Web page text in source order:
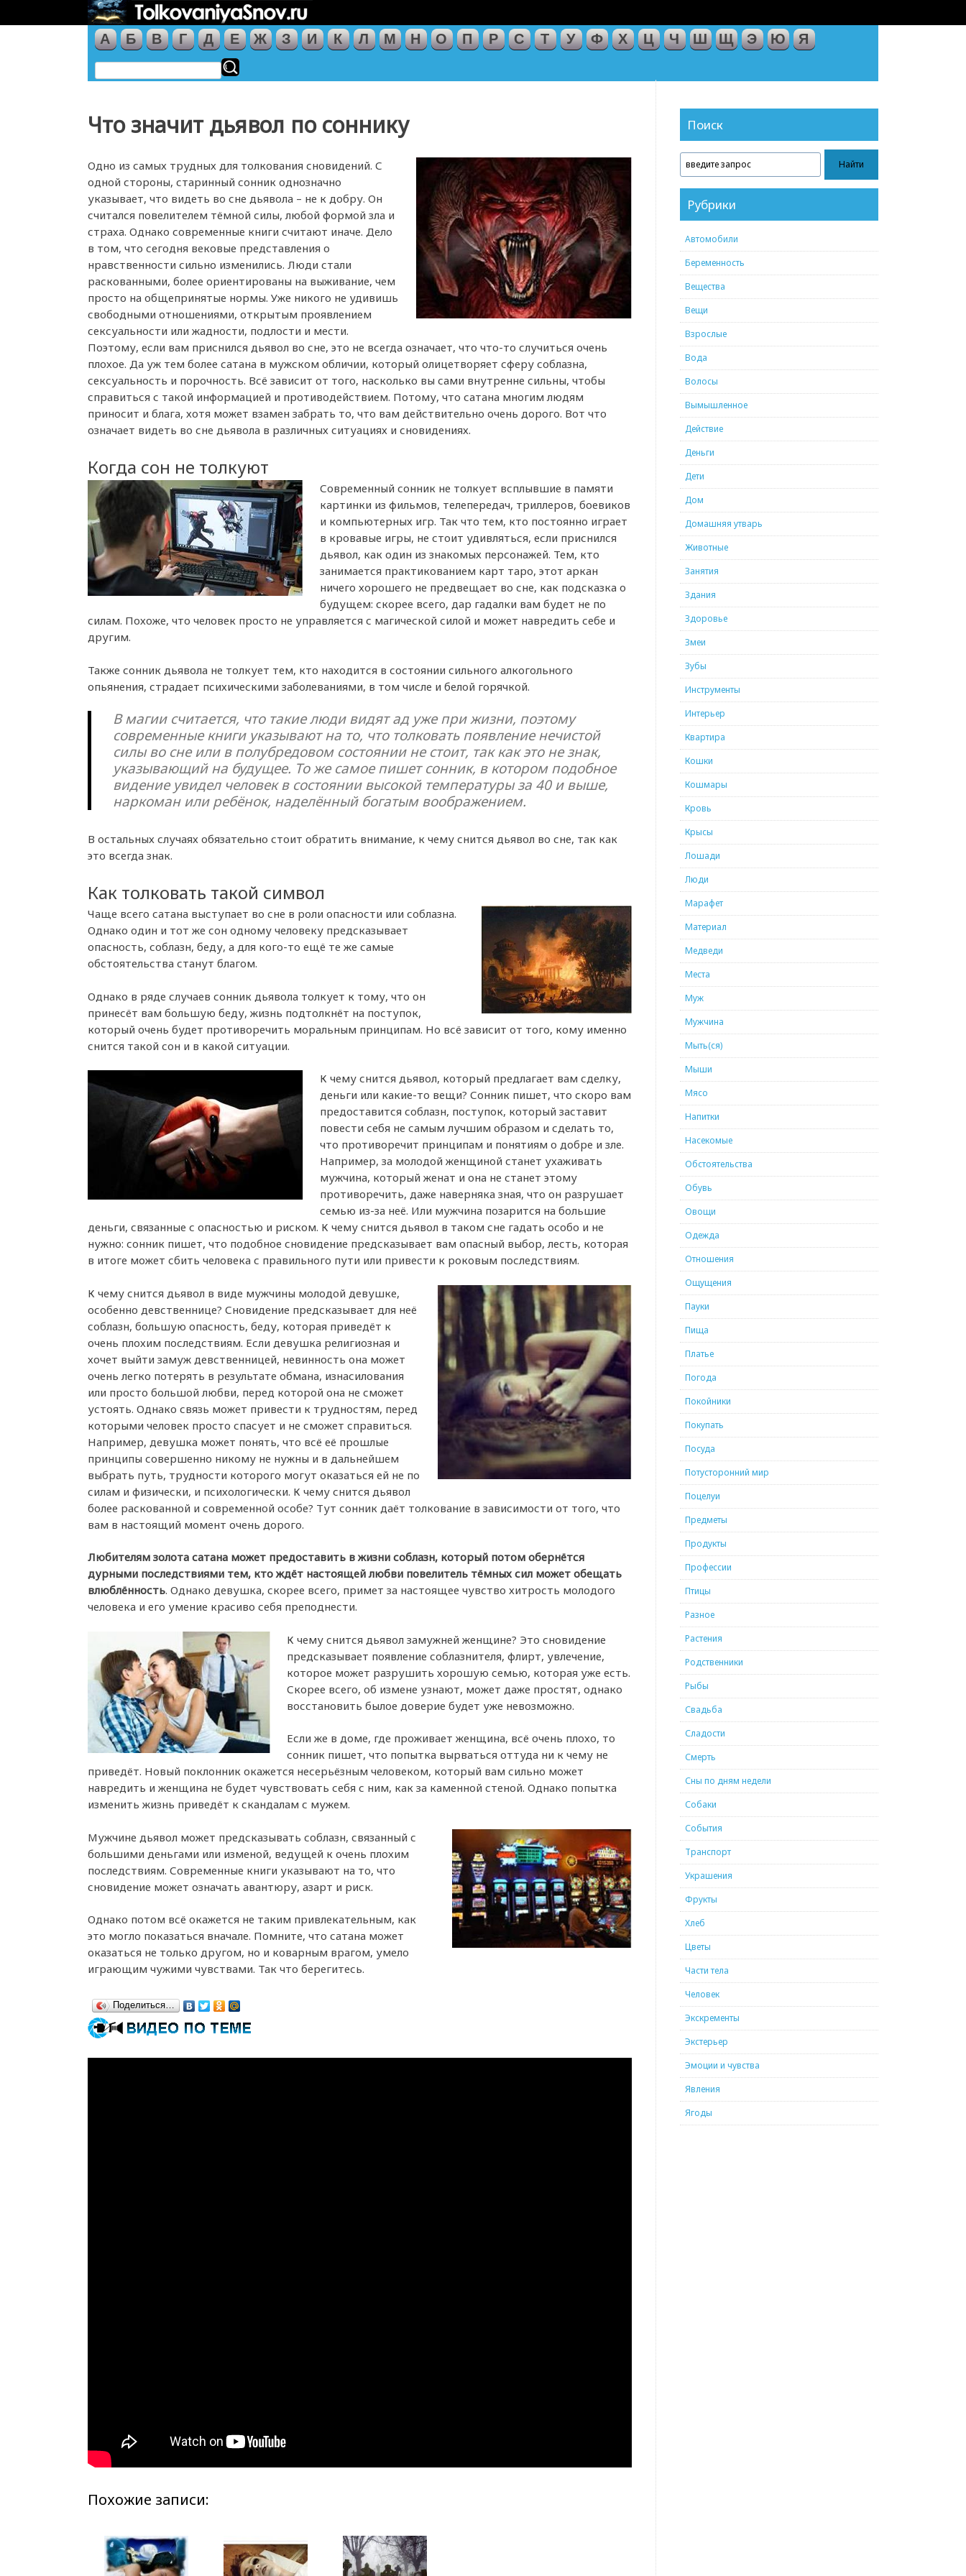
А Б В Г Д Е Ж З И К Л М Н О П Р С Т У Ф Х Ц Ч Ш Щ Э Ю Я
Что значит дьявол по соннику
Одно из самых трудных для толкования сновидений. С
одной стороны, старинный сонник однозначно
указывает, что видеть во сне дьявола – не к добру. Он
считался повелителем тёмной силы, любой формой зла и
страха. Однако современные книги считают иначе. Дело
в том, что сегодня вековые представления о
нравственности сильно изменились. Люди стали
раскованными, более ориентированы на выживание, чем
просто на общепринятые нормы. Уже никого не удивишь
свободными отношениями, открытым проявлением
сексуальности или жадности, подлости и мести.
Поэтому, если вам приснился дьявол во сне, это не всегда означает, что что-то случиться очень
плохое. Да уж тем более сатана в мужском обличии, который олицетворяет сферу соблазна,
сексуальность и порочность. Всё зависит от того, насколько вы сами внутренне сильны, чтобы
справиться с такой информацией и противодействием. Потому, что сатана многим людям
приносит и блага, хотя может взамен забрать то, что вам действительно очень дорого. Вот что
означает видеть во сне дьявола в различных ситуациях и сновидениях.
Когда сон не толкуют
Современный сонник не толкует всплывшие в памяти
картинки из фильмов, телепередач, триллеров, боевиков
и компьютерных игр. Так что тем, кто постоянно играет
в кровавые игры, не стоит удивляться, если приснился
дьявол, как один из знакомых персонажей. Тем, кто
занимается практикованием карт таро, этот аркан
ничего хорошего не предвещает во сне, как подсказка о
будущем: скорее всего, дар гадалки вам будет не по
силам. Похоже, что человек просто не управляется с магической силой и может навредить себе и
другим.
Также сонник дьявола не толкует тем, кто находится в состоянии сильного алкогольного
опьянения, страдает психическими заболеваниями, в том числе и белой горячкой.
В магии считается, что такие люди видят ад уже при жизни, поэтому
современные книги указывают на то, что толковать появление нечистой
силы во сне или в полубредовом состоянии не стоит, так как это не знак,
указывающий на будущее. То же самое пишет сонник, в котором подобное
видение увидел человек в состоянии высокой температуры за 40 и выше,
наркоман или ребёнок, наделённый богатым воображением.
В остальных случаях обязательно стоит обратить внимание, к чему снится дьявол во сне, так как
это всегда знак.
Как толковать такой символ
Чаще всего сатана выступает во сне в роли опасности или соблазна.
Однако один и тот же сон одному человеку предсказывает
опасность, соблазн, беду, а для кого-то ещё те же самые
обстоятельства станут благом.
Однако в ряде случаев сонник дьявола толкует к тому, что он
принесёт вам большую беду, жизнь подтолкнёт на поступок,
который очень будет противоречить моральным принципам. Но всё зависит от того, кому именно
снится такой сон и в какой ситуации.
К чему снится дьявол, который предлагает вам сделку,
деньги или какие-то вещи? Сонник пишет, что скоро вам
предоставится соблазн, поступок, который заставит
повести себя не самым лучшим образом и сделать то,
что противоречит принципам и понятиям о добре и зле.
Например, за молодой женщиной станет ухаживать
мужчина, который женат и она не станет этому
противоречить, даже наверняка зная, что он разрушает
семью из-за неё. Или мужчина позарится на большие
деньги, связанные с опасностью и риском. К чему снится дьявол в таком сне гадать особо и не
нужно: сонник пишет, что подобное сновидение предсказывает вам опасный выбор, лесть, которая
в итоге может сбить человека с правильного пути или привести к роковым последствиям.
К чему снится дьявол в виде мужчины молодой девушке,
особенно девственнице? Сновидение предсказывает для неё
соблазн, большую опасность, беду, которая приведёт к
очень плохим последствиям. Если девушка религиозная и
хочет выйти замуж девственницей, невинность она может
очень легко потерять в результате обмана, изнасилования
или просто большой любви, перед которой она не сможет
устоять. Однако связь может привести к трудностям, перед
которыми человек просто спасует и не сможет справиться.
Например, девушка может понять, что всё её прошлые
принципы совершенно никому не нужны и в дальнейшем
выбрать путь, трудности которого могут оказаться ей не по
силам и физически, и психологически. К чему снится дьявол
более раскованной и современной особе? Тут сонник даёт толкование в зависимости от того, что
вам в настоящий момент очень дорого.
Любителям золота сатана может предоставить в жизни соблазн, который потом обернётся
дурными последствиями тем, кто ждёт настоящей любви повелитель тёмных сил может обещать
влюблённость. Однако девушка, скорее всего, примет за настоящее чувство хитрость молодого
человека и его умение красиво себя преподнести.
К чему снится дьявол замужней женщине? Это сновидение
предсказывает появление соблазнителя, флирт, увлечение,
которое может разрушить хорошую семью, которая уже есть.
Скорее всего, об измене узнают, может даже простят, однако
восстановить былое доверие будет уже невозможно.
Если же в доме, где проживает женщина, всё очень плохо, то
сонник пишет, что попытка вырваться оттуда ни к чему не
приведёт. Новый поклонник окажется несерьёзным человеком, который вам сильно может
навредить и женщина не будет чувствовать себя с ним, как за каменной стеной. Однако попытка
изменить жизнь приведёт к скандалам с мужем.
Мужчине дьявол может предсказывать соблазн, связанный с
большими деньгами или изменой, ведущей к очень плохим
последствиям. Современные книги указывают на то, что
сновидение может означать авантюру, азарт и риск.
Однако потом всё окажется не таким привлекательным, как
это могло показаться вначале. Помните, что сатана может
оказаться не только другом, но и коварным врагом, умело
играющим чужими чувствами. Так что берегитесь.
Поделиться…
Похожие записи:
Поиск
Рубрики
Автомобили
Беременность
Вещества
Вещи
Взрослые
Вода
Волосы
Вымышленное
Действие
Деньги
Дети
Дом
Домашняя утварь
Животные
Занятия
Здания
Здоровье
Змеи
Зубы
Инструменты
Интерьер
Квартира
Кошки
Кошмары
Кровь
Крысы
Лошади
Люди
Марафет
Материал
Медведи
Места
Муж
Мужчина
Мыть(ся)
Мыши
Мясо
Напитки
Насекомые
Обстоятельства
Обувь
Овощи
Одежда
Отношения
Ощущения
Пауки
Пища
Платье
Погода
Покойники
Покупать
Посуда
Потусторонний мир
Поцелуи
Предметы
Продукты
Профессии
Птицы
Разное
Растения
Родственники
Рыбы
Свадьба
Сладости
Смерть
Сны по дням недели
Собаки
События
Транспорт
Украшения
Фрукты
Хлеб
Цветы
Части тела
Человек
Экскременты
Экстерьер
Эмоции и чувства
Явления
Ягоды